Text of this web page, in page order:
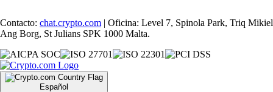
Contacto: chat.crypto.com | Oficina: Level 7, Spinola Park, Triq Mikiel
Ang Borg, St Julians SPK 1000 Malta.
Español